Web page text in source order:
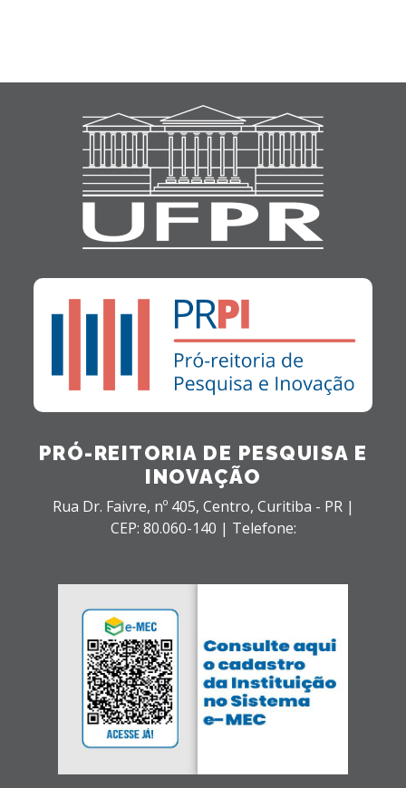
PRÓ-REITORIA DE PESQUISA E
INOVAÇÃO
Rua Dr. Faivre, nº 405, Centro, Curitiba - PR |
CEP: 80.060-140 | Telefone: